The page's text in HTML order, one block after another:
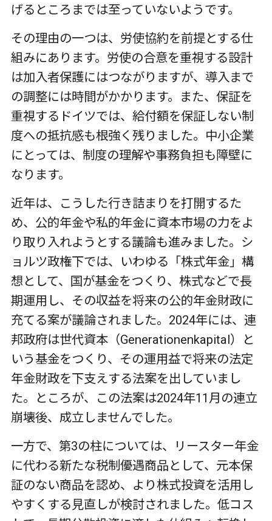
げるところまでは至っていないようです。
その理由の一つは、労使協約を前提とする仕
組みにあります。労使の合意を重視する設計
は加入者保護にはつながりますが、導入まで
の調整には時間がかかります。また、保証を
重視するドイツでは、給付額を保証しない制
度への抵抗感も根強く残りました。中小企業
にとっては、制度の理解や事務負担も障壁に
なります。
近年は、こうした行き詰まりを打開するた
め、公的年金や私的年金に資本市場の力をよ
り取り入れようとする議論も進みました。シ
ョルツ政権下では、いわゆる「株式年金」構
想として、国が基金をつくり、株式などで長
期運用し、その収益を将来の公的年金財政に
充てる案が議論されました。 2024年には、連
邦政府は世代資本（Generationenkapital）と
いう基金をつくり、その運用益で将来の法定
年金財政を下支えする法案を出していまし
た。ところが、この法案は2024年11 月の連立
崩壊後、成立しませんでした。
一方で、第3の柱については、リースター年金
に代わる新たな税制優遇商品として、元本保
証のない商品を認め、より株式投資を活用し
やすくする見直しが検討されました。低コス